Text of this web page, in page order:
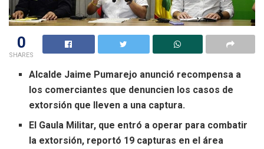
0
SHARES
Alcalde Jaime Pumarejo anunció recompensa a
los comerciantes que denuncien los casos de
extorsión que lleven a una captura.
El Gaula Militar, que entró a operar para combatir
la extorsión, reportó 19 capturas en el área